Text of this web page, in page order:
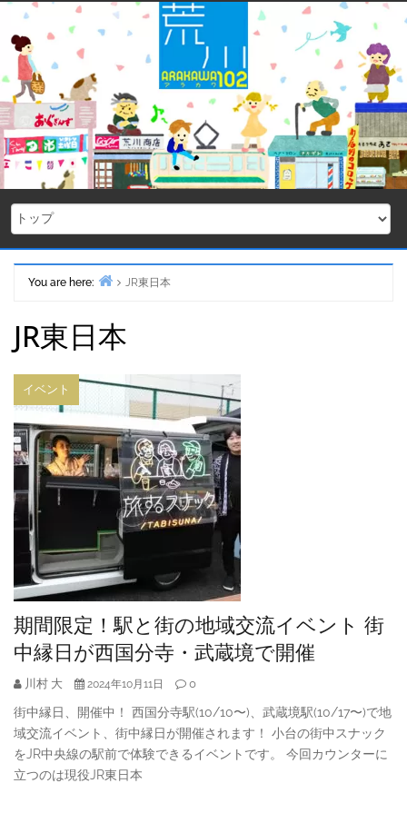
Skip
content
You are here:
JR東日本
JR東日本
イベント
期間限定！駅と街の地域交流イベント 街
中縁日が西国分寺・武蔵境で開催
川村 大 2024年10月11日 0
街中縁日、開催中！ 西国分寺駅(10/10〜)、武蔵境駅(10/17〜)で地
域交流イベント、街中縁日が開催されます！ 小台の街中スナック
をJR中央線の駅前で体験できるイベントです。 今回カウンターに
立つのは現役JR東日本